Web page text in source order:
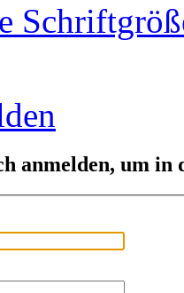
anmelden, um